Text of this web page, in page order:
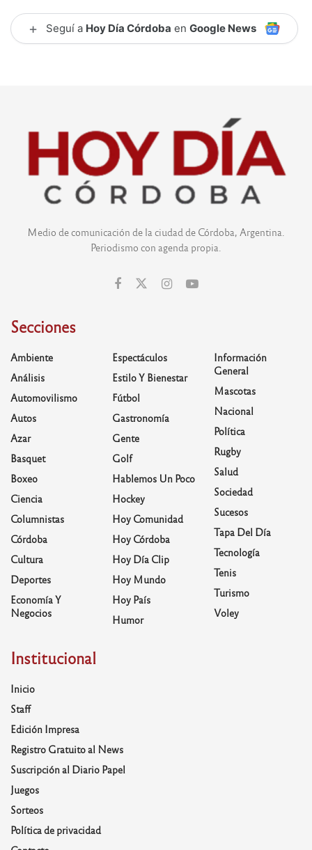
+ Seguí a Hoy Día Córdoba en Google News
Medio de comunicación de la ciudad de Córdoba, Argentina.
Periodismo con agenda propia.
Secciones
Ambiente
Análisis
Automovilismo
Autos
Azar
Basquet
Boxeo
Ciencia
Columnistas
Córdoba
Cultura
Deportes
Economía Y
Negocios
Espectáculos
Estilo Y Bienestar
Fútbol
Gastronomía
Gente
Golf
Hablemos Un Poco
Hockey
Hoy Comunidad
Hoy Córdoba
Hoy Día Clip
Hoy Mundo
Hoy País
Humor
Información
General
Mascotas
Nacional
Política
Rugby
Salud
Sociedad
Sucesos
Tapa Del Día
Tecnología
Tenis
Turismo
Voley
Institucional
Inicio
Staff
Edición Impresa
Registro Gratuito al News
Suscripción al Diario Papel
Juegos
Sorteos
Política de privacidad